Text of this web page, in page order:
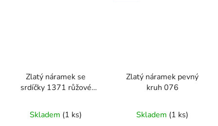
Zlatý náramek se
srdíčky 1371 růžové
hodnocení
Skladem (1 ks)
Zlatý náramek pevný
kruh 076
Skladem (1 ks)